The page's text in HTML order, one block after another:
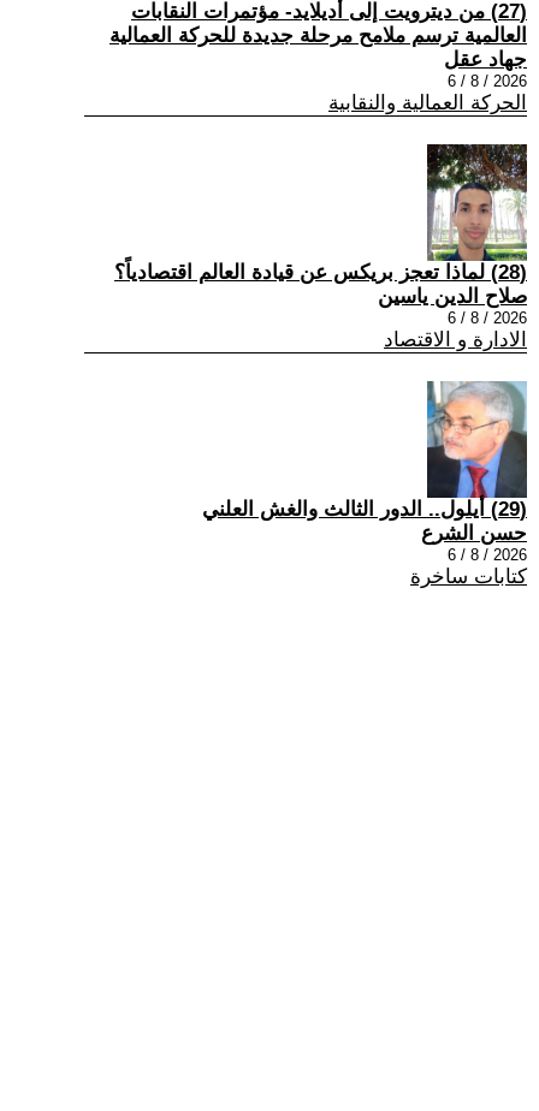
(27) من ديترويت إلى أديلايد- مؤتمرات النقابات
العالمية ترسم ملامح مرحلة جديدة للحركة العمالية
جهاد عقل
2026 / 8 / 6
الحركة العمالية والنقابية
(28) لماذا تعجز بريكس عن قيادة العالم اقتصادياً؟
صلاح الدين ياسين
2026 / 8 / 6
الادارة و الاقتصاد
(29) أيلول.. الدور الثالث والغش العلني
حسن الشرع
2026 / 8 / 6
كتابات ساخرة